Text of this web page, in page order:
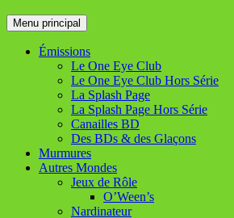
Recherche
Menu principal
Émissions
Le One Eye Club
Le One Eye Club Hors Série
La Splash Page
La Splash Page Hors Série
Canailles BD
Des BDs & des Glaçons
Murmures
Autres Mondes
Jeux de Rôle
O’Ween’s
Nardinateur